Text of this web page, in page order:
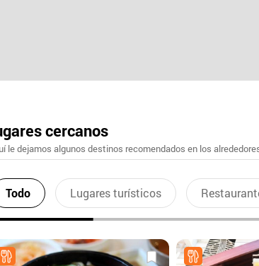
cercanos
le dejamos algunos destinos recomendados en los
Todo Lugares turísticos